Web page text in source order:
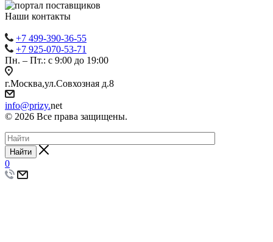
Наши контакты
+7 499-390-36-55
+7 925-070-53-71
Пн. – Пт.: с 9:00 до 19:00
г.Москва,ул.Совхозная д.8
info@prizy.net
© 2026 Все права защищены.
Найти
0